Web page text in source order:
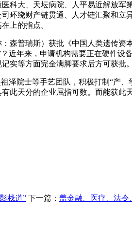
科大、天坛病院、人平易近解放
环绕财产链贯通、人才链汇聚和
上的指点。
普瑞斯）获批《中国人类遗传资
近年来，申请机构需要正在硬件
实等方面完全满脚要求后方可获批
院士等手艺团队，积极打制“产、
天分的企业屈指可数。而能获此
栈道” 下一篇： 盖金融、医疗、法令